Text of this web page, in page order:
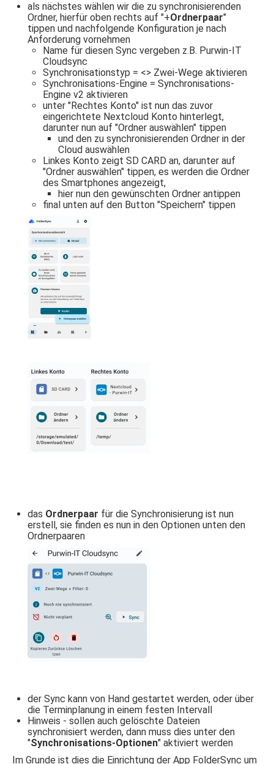
als nächstes wählen wir die zu synchronisierenden
Ordner, hierfür oben rechts auf "+Ordnerpaar"
tippen und nachfolgende Konfiguration je nach
Anforderung vornehmen
Name für diesen Sync vergeben z.B. Purwin-IT
Cloudsync
Synchronisationstyp = <> Zwei-Wege aktivieren
Synchronisations-Engine = Synchronisations-
Engine v2 aktivieren
unter "Rechtes Konto" ist nun das zuvor
eingerichtete Nextcloud Konto hinterlegt,
darunter nun auf "Ordner auswählen" tippen
und den zu synchronisierenden Ordner in der
Cloud auswählen
Linkes Konto zeigt SD CARD an, darunter auf
"Ordner auswählen" tippen, es werden die Ordner
des Smartphones angezeigt,
hier nun den gewünschten Ordner antippen
final unten auf den Button "Speichern" tippen
das Ordnerpaar für die Synchronisierung ist nun
erstell, sie finden es nun in den Optionen unten den
Ordnerpaaren
der Sync kann von Hand gestartet werden, oder über
die Terminplanung in einem festen Intervall
Hinweis - sollen auch gelöschte Dateien
synchronisiert werden, dann muss dies unter den
"Synchronisations-Optionen" aktiviert werden
Im Grunde ist dies die Einrichtung der App FolderSync um